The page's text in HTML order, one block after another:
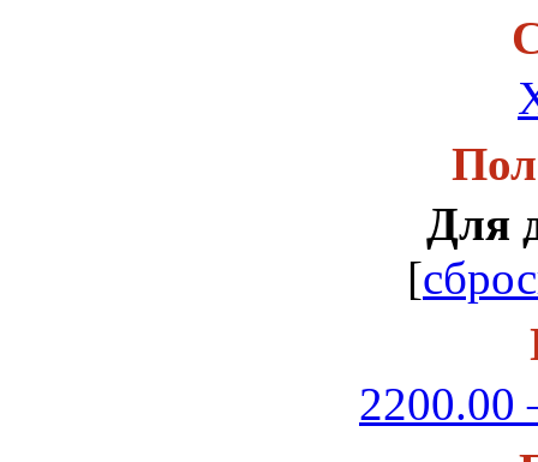
Для
[
2200.00